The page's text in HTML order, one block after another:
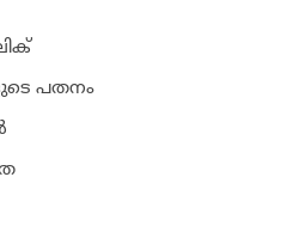
പതനം